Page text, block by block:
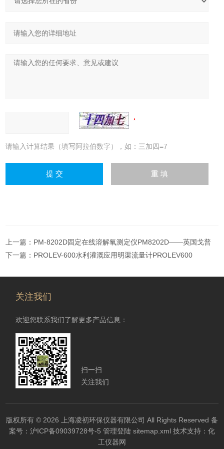
请输入计算结果（填写阿拉伯数字），如：三加四=7
上一篇： PM-8202D固定在线溶解氧测定仪PM8202D——英国戈普
下一篇： PROLEV-600水利灌溉应用明渠流量计PROLEV600
关注我们
欢迎您联系我们了解更多产品信息：
扫一扫
关注我们
版权所有 © 2026 上海凌初环保仪器有限公司 All Rights Reserved 备
案号：沪ICP备09039728号-5 管理登陆 sitemap.xml 技术支持： 化
工仪器网